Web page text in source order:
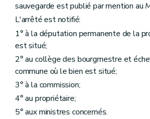
sauvegarde est publié par mention au
L'arrêté est notifié:
1° à la députation permanente de la
est situé;
2° au collège des bourgmestre et
commune où le bien est situé;
3° à la commission;
4° au propriétaire;
5° aux ministres concernés.